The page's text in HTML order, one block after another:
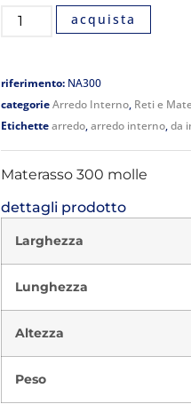
acquista
riferimento: NA300
categorieArredo Interno, Reti e
Etichettearredo,arredo interno,da
Materasso 300 molle
dettagli prodotto
Larghezza
Lunghezza
Altezza
Peso